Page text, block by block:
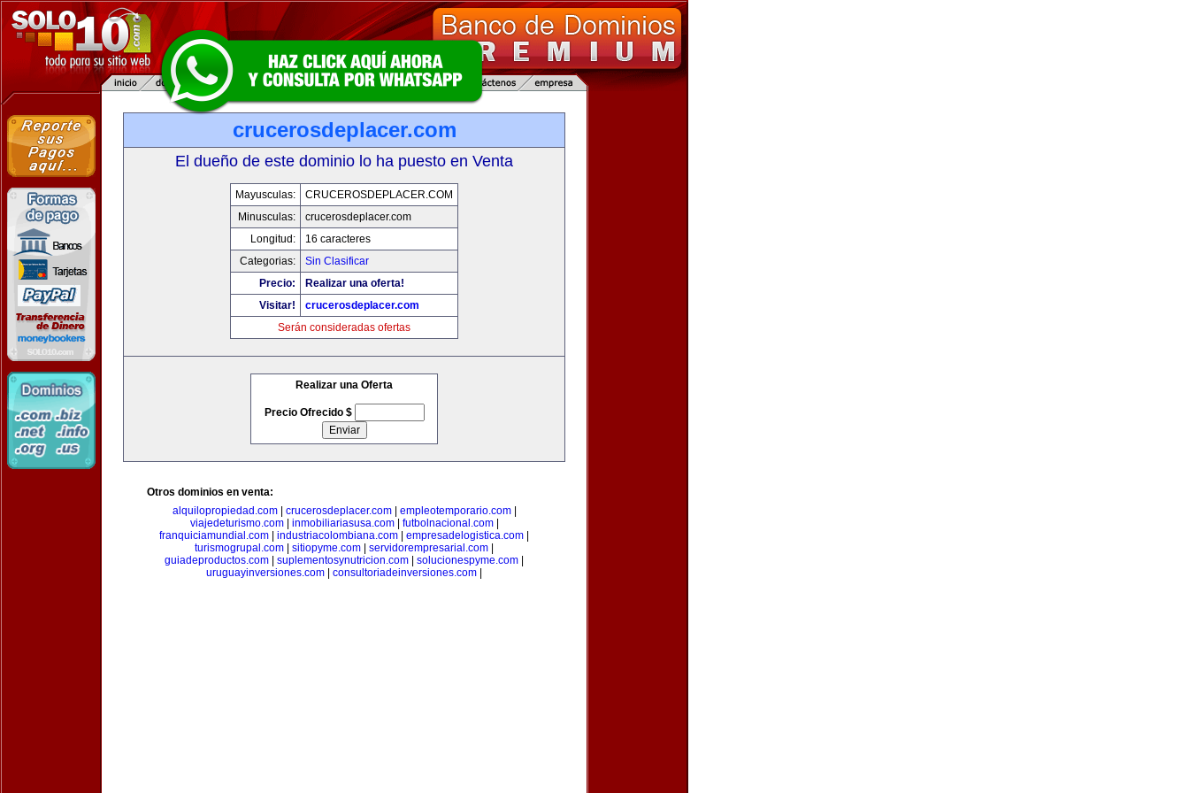
crucerosdeplacer.com
El dueño de este dominio lo ha puesto en Venta
Mayusculas:
CRUCEROSDEPLACER.COM
Minusculas:
crucerosdeplacer.com
Longitud:
16 caracteres
Categorias:
Sin Clasificar
Precio:
Realizar una oferta!
Visitar!
crucerosdeplacer.com
Serán consideradas ofertas
Realizar una Oferta
Precio Ofrecido $
Otros dominios en venta:
alquilopropiedad.com| crucerosdeplacer.com| empleotemporario.com|
viajedeturismo.com| inmobiliariasusa.com| futbolnacional.com|
franquiciamundial.com
industriacolombiana.com empresadelogistica.com
turismogrupal.com
sitiopyme.com servidorempresarial.com
guiadeproductos.com
suplementosynutricion.com solucionespyme.com
uruguayinversiones.com
consultoriadeinversiones.com